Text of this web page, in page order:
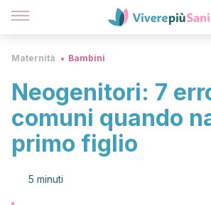
Maternità Bambini
Neogenitori: 7
comuni quando
primo figlio
5 minuti